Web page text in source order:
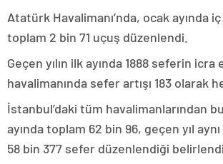
Atatürk Havalimanı’nda, ocak ayında
toplam 2 bin 71 uçuş düzenlendi.
Geçen yılın ilk ayında 1888 seferin icra
havalimanında sefer artışı 183 olarak
İstanbul’daki tüm havalimanlarından bu
ayında toplam 62 bin 96, geçen yıl
58 bin 377 sefer düzenlendiği belirlendi.